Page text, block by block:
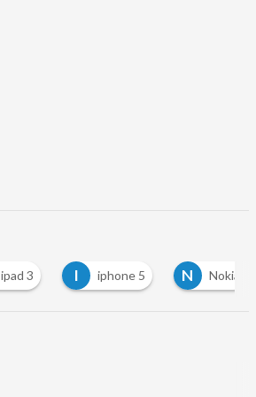
ipad 3 I iphone 5 N Nokia